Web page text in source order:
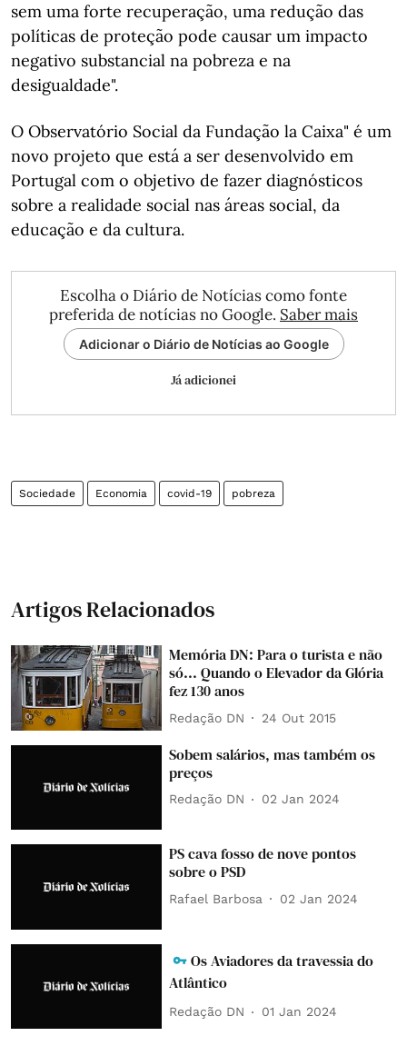
sem uma forte recuperação, uma redução das
políticas de proteção pode causar um impacto
negativo substancial na pobreza e na
desigualdade".
O Observatório Social da Fundação la Caixa" é um
novo projeto que está a ser desenvolvido em
Portugal com o objetivo de fazer diagnósticos
sobre a realidade social nas áreas social, da
educação e da cultura.
Escolha o Diário de Notícias como fonte
preferida de notícias no Google. Saber mais
Adicionar o Diário de Notícias ao Google
Já adicionei
Sociedade Economia covid-19 pobreza
Artigos Relacionados
Memória DN: Para o turista e não
só... Quando o Elevador da Glória
fez 130 anos
Redação DN 24 Out 2015
Sobem salários, mas também os
preços
Redação DN 02 Jan 2024
PS cava fosso de nove pontos
sobre o PSD
Rafael Barbosa 02 Jan 2024
Os Aviadores da travessia do
Atlântico
Redação DN 01 Jan 2024